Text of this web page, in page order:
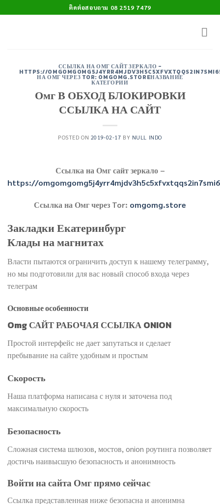
to
ติดต่อสอบถาม 08 2519 7479
ССЫЛКА НА ОМГ САЙТ ЗЕРКАЛО -
HTTPS://
НА ОМГ ЧЕРЕЗ TOR: OMGOMG.STOREНАЗВАНИЕ
КАТЕГОРИИ
Омг В ОБХОД БЛОКИРОВКИ
ССЫЛКА НА САЙТ
POSTED ON 2019-02-17 BY NULL INDO
Ссылка на Омг сайт зеркало –
https://
Ссылка на Омг через Tor: omgomg.store
Закладки Екатеринбург
Клады на магнитах
Власти пытаются ограничить доступ к нашему телеграмму,
но мы подготовили для вас новый способ входа через
телеграм
Основные особенности
Omg САЙТ РАБОЧАЯ ССЫЛКА ONION
Простой интерфейс не дает запутаться и сделает
пребывание на сайте удобным и простым
Скорость
Наша платформа написана с нуля и заточена под
максимальную скорость
Безопасность
Сложная система шлюзов, мостов, onion роутинга позволяет
достичь наивысшую безопасность и анонимность
Войти на сайта Омг прямо сейчас
Ссылка представленная ниже безопасна и анонимна